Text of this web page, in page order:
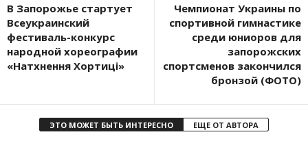
В Запорожье стартует
Всеукраинский
фестиваль-конкурс
народной хореографии
«Натхнення Хортиці»
Чемпионат Украины по
спортивной гимнастике
среди юниоров для
запорожских
спортсменов закончился
бронзой (ФОТО)
ЭТО МОЖЕТ БЫТЬ ИНТЕРЕСНО ЕЩЕ ОТ АВТОРА